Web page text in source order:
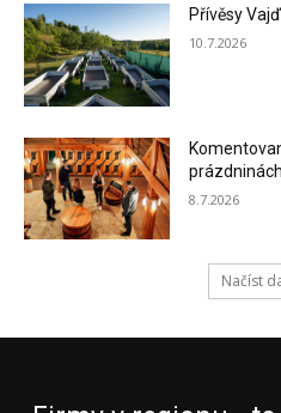
Přívěsy
10.7.2026
8.7.2026
Načíst